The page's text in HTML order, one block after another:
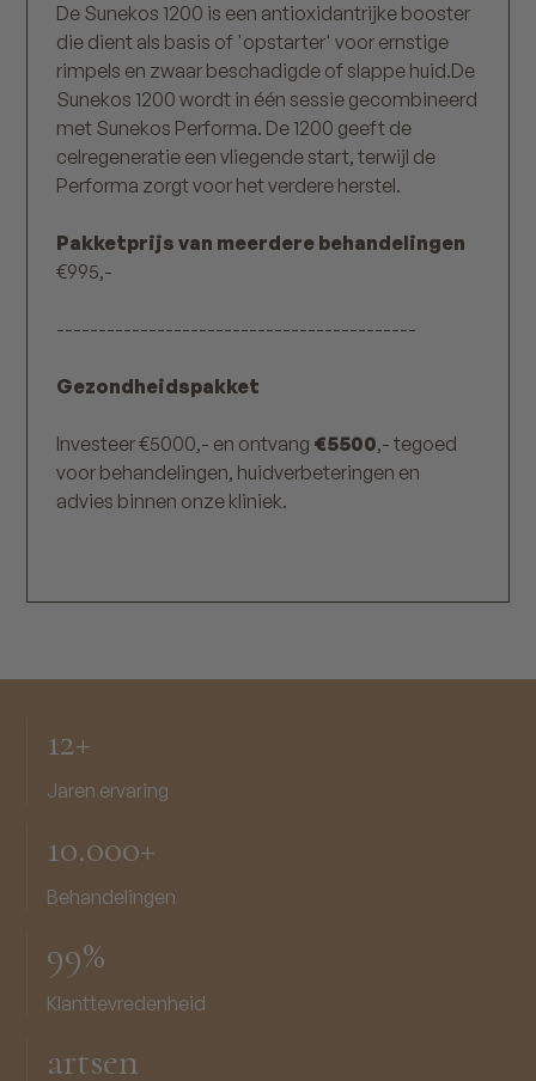
De Sunekos 1200 is een antioxidantrijke booster
die dient als basis of 'opstarter' voor ernstige
rimpels en zwaar beschadigde of slappe huid.De
Sunekos 1200 wordt in één sessie gecombineerd
met Sunekos Performa. De 1200 geeft de
celregeneratie een vliegende start, terwijl de
Performa zorgt voor het verdere herstel.
Pakketprijs van meerdere behandelingen
€995,-
-------------------------------------------
Gezondheidspakket
Investeer €5000,- en ontvang €5500,- tegoed
voor behandelingen, huidverbeteringen en
advies binnen onze kliniek.
12+
Jaren ervaring
10.000+
Behandelingen
99%
Klanttevredenheid
artsen